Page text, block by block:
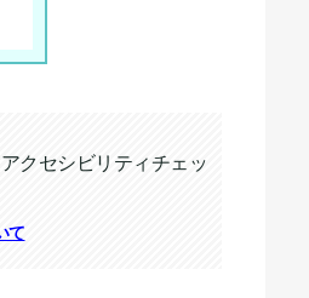
クセシビリティチェッ
て